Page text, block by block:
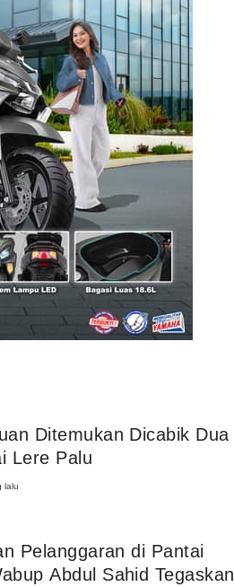
Ditemukan Dicabik Dua
Lere Palu
lalu
Pelanggaran di Pantai
Abdul Sahid Tegaskan